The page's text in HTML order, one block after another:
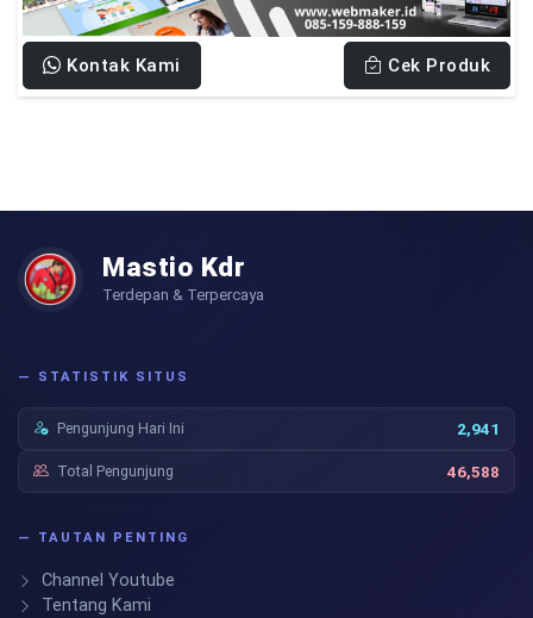
Kontak Kami Cek Produk
Mastio Kdr
Terdepan & Terpercaya
— STATISTIK SITUS
Pengunjung Hari Ini 2,941
Total Pengunjung 46,588
— TAUTAN PENTING
Channel Youtube
Tentang Kami